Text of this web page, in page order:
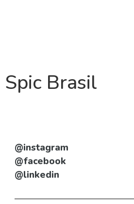
Spic Brasil
@instagram
@facebook
@linkedin